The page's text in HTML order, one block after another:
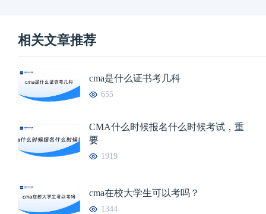
相关文章推荐
cma是什么证书考几科
655
CMA什么时候报名什么时候考试，重
要
1919
cma在校大学生可以考吗？
1344